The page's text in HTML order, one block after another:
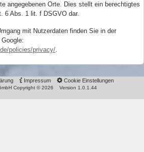
angegebenen Orte. Dies stellt ein berechtigtes
6 Abs. 1 lit. f DSGVO dar.
mit Nutzerdaten finden Sie in der
policies/privacy/.
Impressum Cookie Einstellungen
Copyright © 2026 Version 1.0.1.44